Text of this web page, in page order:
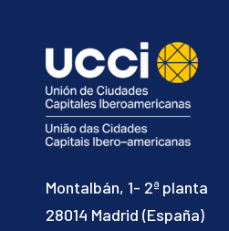
Montalbán, 1- 2ª planta
28014 Madrid (España)